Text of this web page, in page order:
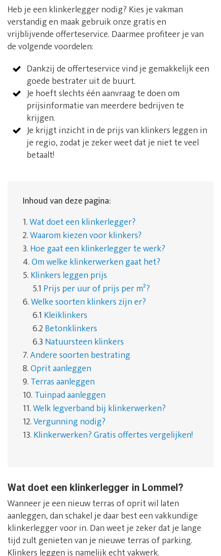
Heb je een klinkerlegger nodig? Kies je vakman
verstandig en maak gebruik onze gratis en
vrijblijvende offerteservice. Daarmee profiteer je van
de volgende voordelen:
Dankzij de offerteservice vind je gemakkelijk een
goede bestrater uit de buurt.
Je hoeft slechts één aanvraag te doen om
prijsinformatie van meerdere bedrijven te
krijgen.
Je krijgt inzicht in de prijs van klinkers leggen in
je regio, zodat je zeker weet dat je niet te veel
betaalt!
Inhoud van deze pagina:
1.Wat doet een klinkerlegger?
2.Waarom kiezen voor klinkers?
3. Hoe gaat een klinkerlegger te werk?
4.Om welke klinkerwerken gaat het?
5. Klinkers leggen prijs
5.1 Prijs per uur of prijs per m²?
6.Welke soorten klinkers zijn er?
6.1 Kleiklinkers
6.2Betonklinkers
6.3 Natuursteen klinkers
7.Andere soorten bestrating
8.Oprit aanleggen
9. Terras aanleggen
10. Tuinpad aanleggen
11.Welk legverband bij klinkerwerken?
12.Vergunning nodig?
13. Klinkerwerken? Gratis offertes vergelijken!
Wat doet een klinkerlegger in Lommel?
Wanneer je een nieuw terras of oprit wil laten
aanleggen, dan schakel je daar best een vakkundige
klinkerlegger voor in. Dan weet je zeker dat je lange
tijd zult genieten van je nieuwe terras of parking.
Klinkers leggen is namelijk echt vakwerk.